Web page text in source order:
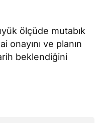
ölçüde mutabık
onayını ve planın
beklendiğini